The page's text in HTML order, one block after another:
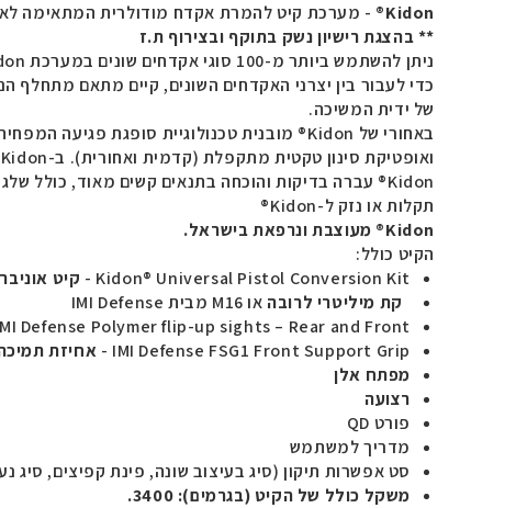
Kidon
® - מערכת קיט להמרת אקדח מודולרית המתאימה
** בהצגת רישיון נשק בתוקף ובצירוף ת.ז
ניתן להשתמש ביותר מ-100 סוגי אקדחים שונים במערכת
כדי לעבור בין יצרני האקדחים השונים, קיים מתאם מתחלף
של ידית המשיכה.
באחורי של Kidon® מובנית טכנולוגיית סופגת פגיעה
ואופטיקת סינון טקטית מתקפלת (קדמית ואחורית). ב-Kidon
Kidon® עברה בדיקות והוכחה בתנאים קשים מאוד, כולל
תקלות או נזק ל-Kidon
®
Kidon® מעוצבת ונרפאת בישראל.
הקיט כולל:
Kidon® Universal Pistol Conversion Kit
- קיט
קת מיליטרי לרובה אוM16 מבית IMI Defense
Defense Polymer flip-up sights – Rear and Front
IMI Defense FSG1 Front Support Grip
- אחיזת
מפתח אלן
רצועה
פורט QD
מדריך למשתמש
סט אפשרות תיקון (סיג בעיצוב שונה, פינת קפיצים, סיג
משקל כולל של הקיט (בגרמים): 3400.